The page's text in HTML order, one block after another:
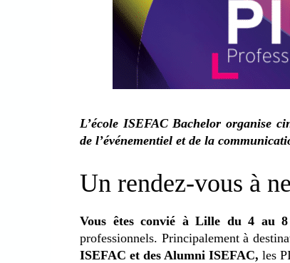
L’école ISEFAC Bachelor organise
de l’événementiel et de la
Un rendez-vous à
Vous êtes convié à Lille du 4 au 8
professionnels. Principalement à
ISEFAC et des Alumni ISEFAC, les